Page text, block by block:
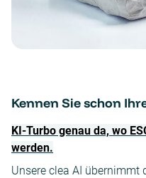
Kennen Sie schon
KI-Turbo genau da, wo
werden.
Unsere clea AI übernimmt